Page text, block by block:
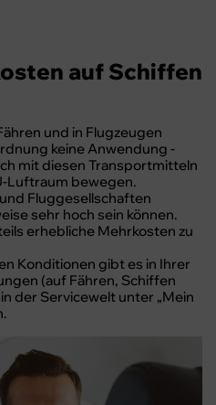
auf Schiffen
und in Flugzeugen
keine Anwendung -
mit diesen Transportmitteln
Luftraum bewegen.
Fluggesellschaften
sehr hoch sein können.
erhebliche Mehrkosten zu
Konditionen gibt es in Ihrer
(auf Fähren, Schiffen
der Servicewelt unter „Mein